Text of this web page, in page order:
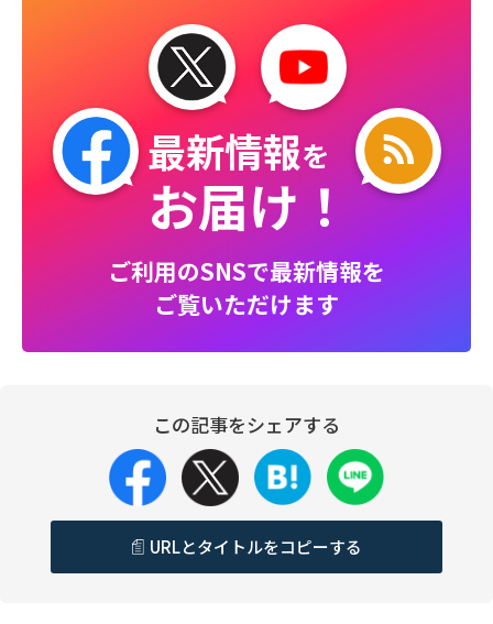
最新情報を
お届け！
ご利用のSNSで最新情報を
ご覧いただけます
この記事をシェアする
URLとタイトルをコピーする